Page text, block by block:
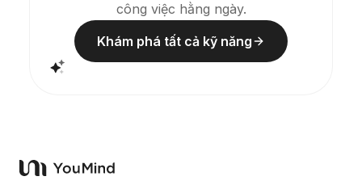
công việc hằng ngày.
Khám phá tất cả kỹ năng